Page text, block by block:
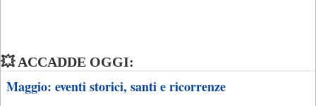
💥 ACCADDE OGGI:
Maggio: eventi storici, santi e ricorrenze